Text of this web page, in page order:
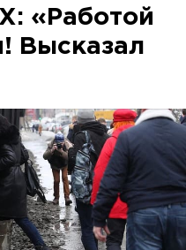
«Работой
Высказал